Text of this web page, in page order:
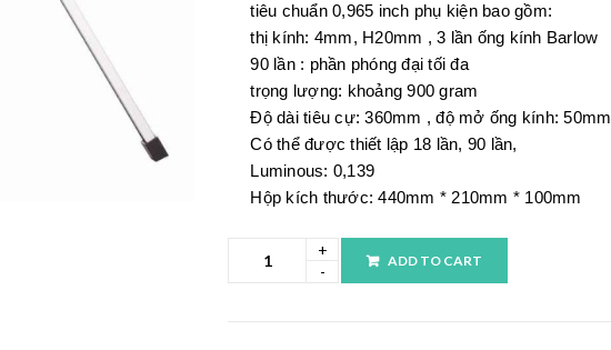
tiêu chuẩn 0,965 inch phụ kiện bao gồm:
thị kính: 4mm, H20mm , 3 lần ống kính Barlow
90 lần : phần phóng đại tối đa
trọng lượng: khoảng 900 gram
Độ dài tiêu cự: 360mm , độ mở ống kính: 50mm
Có thể được thiết lập 18 lần, 90 lần,
Luminous: 0,139
Hộp kích thước: 440mm * 210mm * 100mm
ADD TO CART